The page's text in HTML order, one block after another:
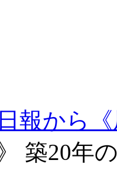
報から
築20年